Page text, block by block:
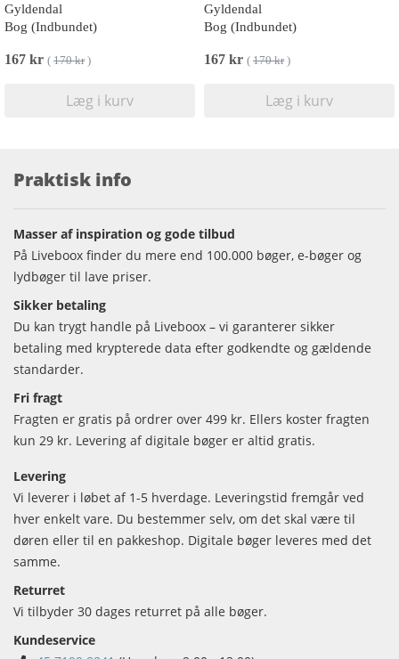
Gyldendal
Bog (Indbundet)
167 kr ( 170 kr)
Læg i kurv
Gyldendal
Bog (Indbundet)
167 kr ( 170 kr)
Læg i kurv
Praktisk info
Masser af inspiration og gode tilbud
På Liveboox finder du mere end 100.000 bøger, e-bøger og
lydbøger til lave priser.
Sikker betaling
Du kan trygt handle på Liveboox – vi garanterer sikker
betaling med krypterede data efter godkendte og gældende
standarder.
Fri fragt
Fragten er gratis på ordrer over 499 kr. Ellers koster fragten
kun 29 kr. Levering af digitale bøger er altid gratis.
Levering
Vi leverer i løbet af 1-5 hverdage. Leveringstid fremgår ved
hver enkelt vare. Du bestemmer selv, om det skal være til
døren eller til en pakkeshop. Digitale bøger leveres med det
samme.
Returret
Vi tilbyder 30 dages returret på alle bøger.
Kundeservice